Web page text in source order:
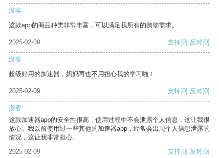
游客
这款app的商品种类非常丰富，可以满足我所有的购物需求。
2025-02-09 支持[0] 反对[0]
游客
超级好用的加速器，妈妈再也不用担心我的学习啦！
2025-02-09 支持[0] 反对[0]
游客
这款加速器app的安全性很高，使用过程中不会泄露个人信息，这让我很
放心。我以前使用过一些其他的加速器app，经常会出现个人信息泄露的
情况，这让我非常担心。
2025-02-09
支持[0] 反对[0]